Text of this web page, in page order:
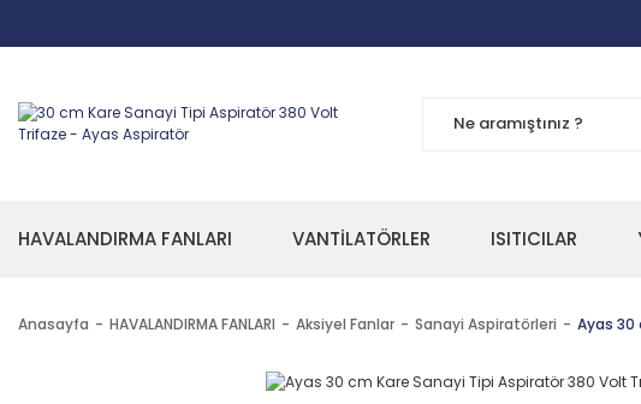
HAVALANDIRMA FANLARI VANTİLATÖRLER ISITICILAR
Anasayfa HAVALANDIRMA FANLARI Aksiyel Fanlar Sanayi Aspiratörleri Ayas 30